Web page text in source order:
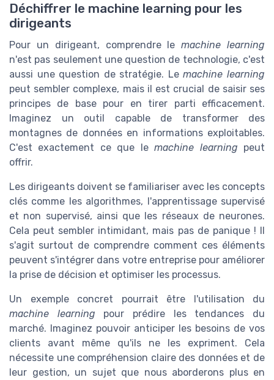
Déchiffrer le machine learning pour les
dirigeants
Pour un dirigeant, comprendre lemachine learning
n'est pas seulement une question de technologie, c'est
aussi une question de stratégie. Lemachine learning
peut sembler complexe, mais il est crucial de saisir ses
principes de base pour en tirer parti efficacement.
Imaginez un outil capable de transformer des
montagnes de données en informations exploitables.
C'est exactement ce que lemachine learning peut
offrir.
Les dirigeants doivent se familiariser avec les concepts
clés comme les algorithmes, l'apprentissage supervisé
et non supervisé, ainsi que les réseaux de neurones.
Cela peut sembler intimidant, mais pas de panique ! Il
s'agit surtout de comprendre comment ces éléments
peuvent s'intégrer dans votre entreprise pour améliorer
la prise de décision et optimiser les processus.
Un exemple concret pourrait être l'utilisation du
machine learning pour prédire les tendances du
marché. Imaginez pouvoir anticiper les besoins de vos
clients avant même qu'ils ne les expriment. Cela
nécessite une compréhension claire des données et de
leur gestion, un sujet que nous aborderons plus en